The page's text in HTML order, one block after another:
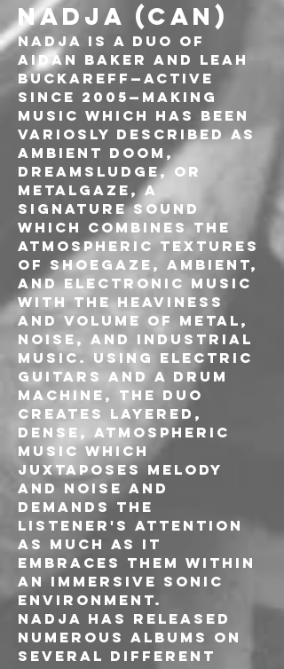
NADJA (CAN)
Nadja is a duo of
Aidan Baker and Leah
Buckareff—active
since 2005—making
music which has been
variosly described as
ambient doom,
dreamsludge, or
metalgaze, a
signature sound
which combines the
atmospheric textures
of shoegaze, ambient,
and electronic music
with the heaviness
and volume of metal,
noise, and industrial
music. Using electric
guitars and a drum
machine, the duo
creates layered,
dense, atmospheric
music which
juxtaposes melody
and noise and
demands the
listener's attention
as much as it
embraces them within
an immersive sonic
environment.
Nadja has released
numerous albums on
several different